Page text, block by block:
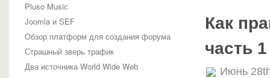
Pluso Musiс
Joomla и SEF
Обзор платформ для создания форума
Страшный зверь трафик
Два источника World Wide Web
Как
часть 1
Июнь